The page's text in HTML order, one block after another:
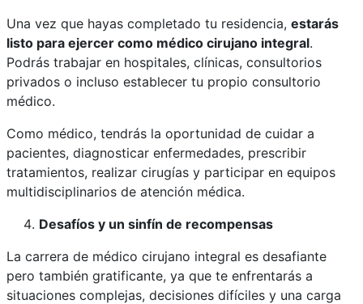
Una vez que hayas completado tu residencia, estarás
listo para ejercer como médico cirujano integral.
Podrás trabajar en hospitales, clínicas, consultorios
privados o incluso establecer tu propio consultorio
médico.
Como médico, tendrás la oportunidad de cuidar a
pacientes, diagnosticar enfermedades, prescribir
tratamientos, realizar cirugías y participar en equipos
multidisciplinarios de atención médica.
Desafíos y un sinfín de recompensas
La carrera de médico cirujano integral es desafiante
pero también gratificante, ya que te enfrentarás a
situaciones complejas, decisiones difíciles y una carga